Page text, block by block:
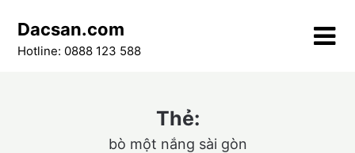
content
Dacsan.com
Hotline: 0888 123 588
Thẻ:
bò một nắng sài gòn